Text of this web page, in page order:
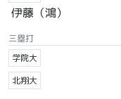
伊藤（鴻）
三塁打
学院大
北翔大